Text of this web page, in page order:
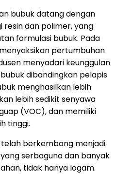
bubuk datang dengan
resin dan polimer, yang
formulasi bubuk. Pada
pertumbuhan
menyadari keunggulan
dibandingkan pelapis
menghasilkan lebih
lebih sedikit senyawa
(VOC), dan memiliki
tinggi.
berkembang menjadi
serbaguna dan banyak
tidak hanya logam.